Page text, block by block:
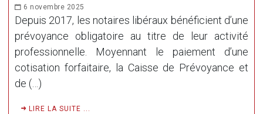
6 novembre 2025
Depuis 2017, les notaires libéraux bénéficient d’une
prévoyance obligatoire au titre de leur activité
professionnelle. Moyennant le paiement d’une
cotisation forfaitaire, la Caisse de Prévoyance et
de (…)
LIRE LA SUITE ...